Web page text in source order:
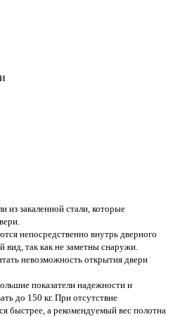
из закаленной стали, которые
непосредственно внутрь дверного
вид, так как не заметны снаружи.
невозможность открытия двери
показатели надежности и
до 150 кг. При отсутствие
быстрее, а рекомендуемый вес полотна